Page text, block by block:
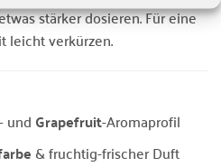
stärker dosieren. Für eine
leicht verkürzen.
und Grapefruit-Aromaprofil
& fruchtig-frischer Duft